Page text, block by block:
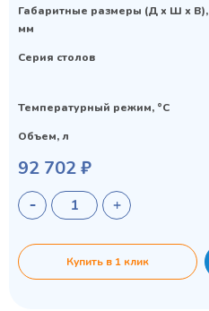
Габаритные размеры (Д х Ш х В),
мм
Серия столов
Температурный режим, °C
Объем, л
92 702 ₽
Купить в 1 клик